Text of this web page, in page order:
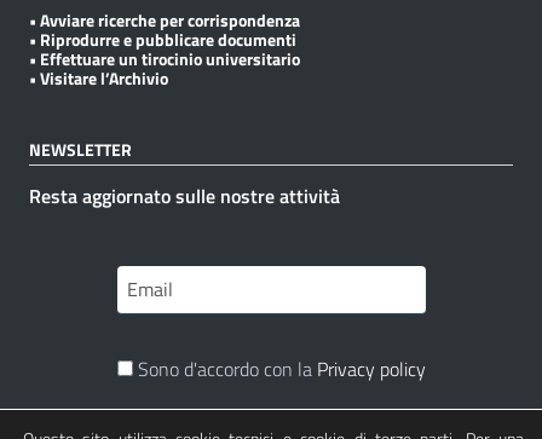
• Avviare ricerche per corrispondenza
• Riprodurre e pubblicare documenti
• Effettuare un tirocinio universitario
• Visitare l’Archivio
NEWSLETTER
Resta aggiornato sulle nostre attività
Sono d'accordo con la Privacy policy